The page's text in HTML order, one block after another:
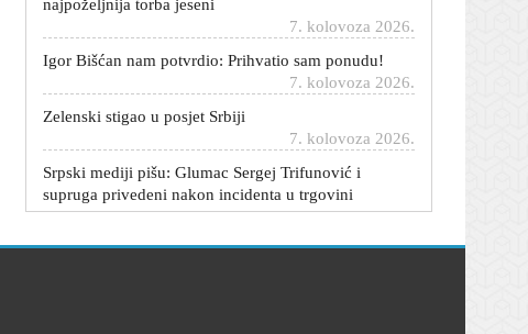
Igor Bišćan nam potvrdio: Prihvatio sam ponudu!
7. kolovoza 2026.
Zelenski stigao u posjet Srbiji
7. kolovoza 2026.
Srpski mediji pišu: Glumac Sergej Trifunović i
supruga privedeni nakon incidenta u trgovini
7. kolovoza 2026.
Stručnjak o radu NE Krško: 'Situacija još nije toliko
7. kolovoza 2026.